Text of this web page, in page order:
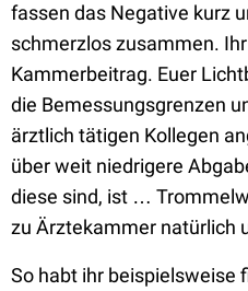
fassen das Negative kurz
schmerzlos zusammen.
Kammerbeitrag. Euer
die Bemessungsgrenzen
ärztlich tätigen Kollegen
über weit niedrigere
diese sind, ist …
zu Ärztekammer natürlich
So habt ihr beispielsweise